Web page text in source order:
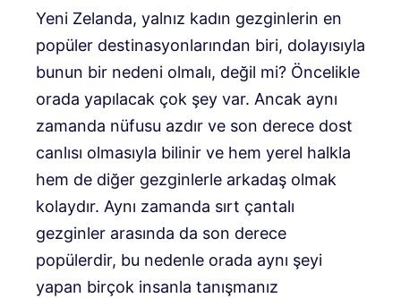
Yeni Zelanda, yalnız kadın gezginlerin en
popüler destinasyonlarından biri, dolayısıyla
bunun bir nedeni olmalı, değil mi? Öncelikle
orada yapılacak çok şey var. Ancak aynı
zamanda nüfusu azdır ve son derece dost
canlısı olmasıyla bilinir ve hem yerel halkla
hem de diğer gezginlerle arkadaş olmak
kolaydır. Aynı zamanda sırt çantalı
gezginler arasında da son derece
popülerdir, bu nedenle orada aynı şeyi
yapan birçok insanla tanışmanız